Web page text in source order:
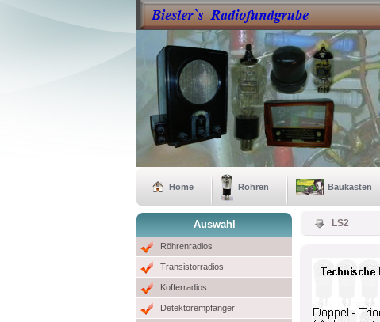
Home Röhren Baukästen
Auswahl
Röhrenradios
Transistorradios
Kofferradios
Detektorempfänger
LS2